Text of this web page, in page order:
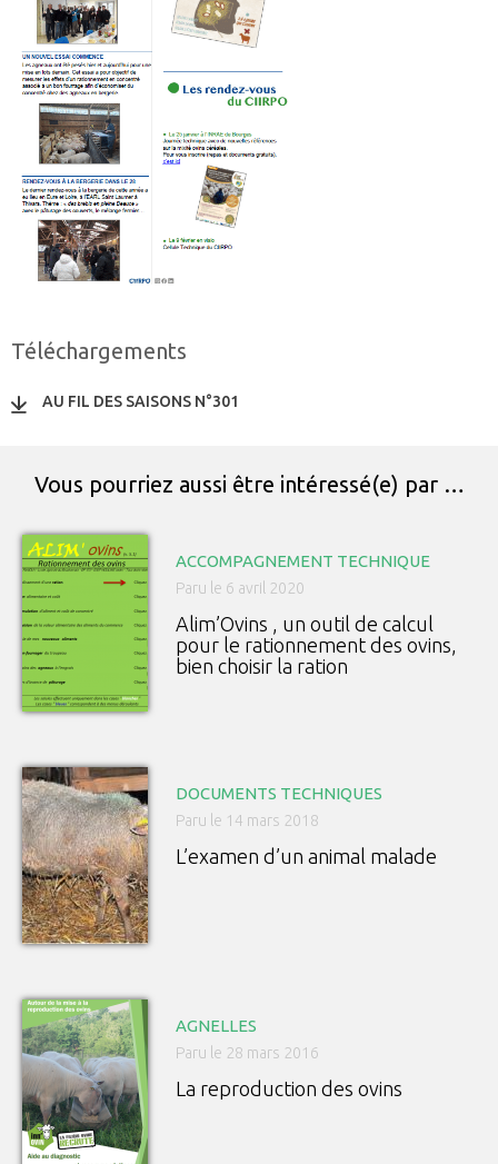
Téléchargements
AU FIL DES SAISONS N°301
Vous pourriez aussi être intéressé(e) par …
ACCOMPAGNEMENT TECHNIQUE
Paru le 6 avril 2020
Alim’Ovins , un outil de calcul
pour le rationnement des ovins,
bien choisir la ration
DOCUMENTS TECHNIQUES
Paru le 14 mars 2018
L’examen d’un animal malade
AGNELLES
Paru le 28 mars 2016
La reproduction des ovins